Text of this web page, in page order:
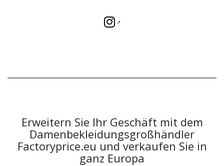
Erweitern Sie Ihr Geschäft mit dem
Damenbekleidungsgroßhändler
Factoryprice.eu und verkaufen Sie in
ganz Europa